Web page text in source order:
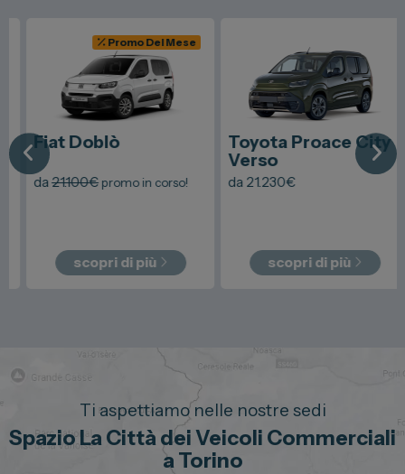
Promo Del Mese
FiatDoblò
da21.100€promo in corso!
scopri di più
ToyotaProace City
Verso
da21.230€
scopri di più
Ti aspettiamo nelle nostre sedi
Spazio La Città dei Veicoli Commerciali
a Torino